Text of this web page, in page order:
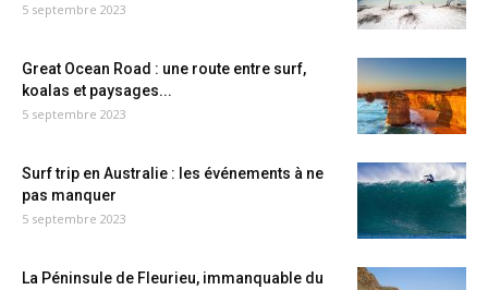
5 septembre 2023
Great Ocean Road : une route entre surf,
koalas et paysages...
5 septembre 2023
Surf trip en Australie : les événements à ne
pas manquer
5 septembre 2023
La Péninsule de Fleurieu, immanquable du